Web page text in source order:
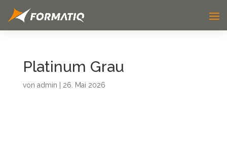
Platinum Grau
von admin 26. Mai 2026